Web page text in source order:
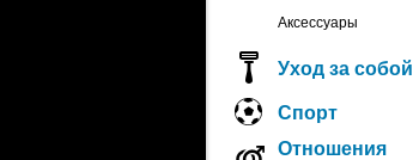
Аксессуары
Уход за собой
Спорт
Отношения